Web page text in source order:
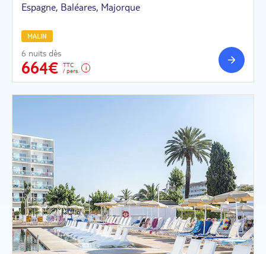
Espagne, Baléares, Majorque
MALIN
6 nuits dès
664€
TTC
/ pers.